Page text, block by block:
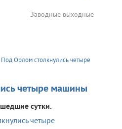
Заводные выходные
Под Орлом столкнулись четыре
четыре машины
сутки.